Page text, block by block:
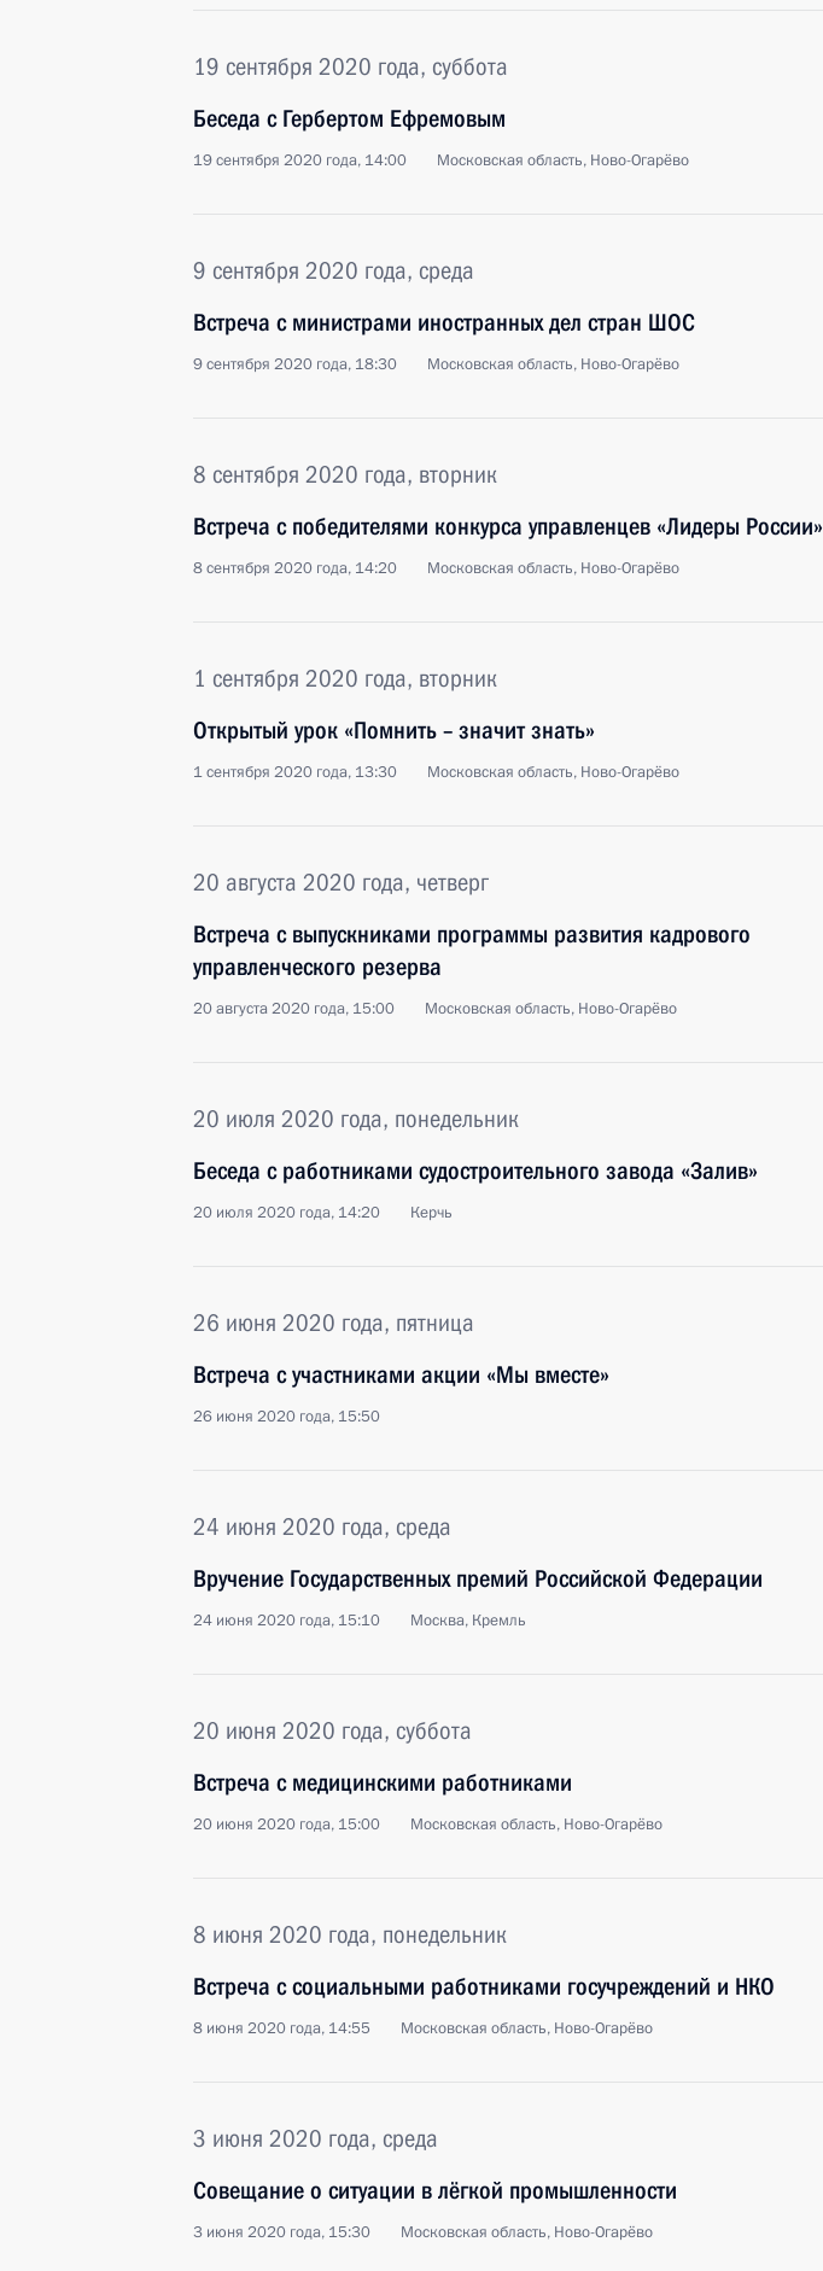
19 сентября 2020 года, суббота
Беседа с Гербертом Ефремовым
19 сентября 2020 года, 14:00 Московская область, Ново-Огарёво
9 сентября 2020 года, среда
Встреча с министрами иностранных дел стран ШОС
9 сентября 2020 года, 18:30 Московская область, Ново-Огарёво
8 сентября 2020 года, вторник
Встреча с победителями конкурса управленцев «Лидеры России»
8 сентября 2020 года, 14:20 Московская область, Ново-Огарёво
1 сентября 2020 года, вторник
Открытый урок «Помнить – значит знать»
1 сентября 2020 года, 13:30 Московская область, Ново-Огарёво
20 августа 2020 года, четверг
Встреча с выпускниками программы развития кадрового
управленческого резерва
20 августа 2020 года, 15:00 Московская область, Ново-Огарёво
20 июля 2020 года, понедельник
Беседа с работниками судостроительного завода «Залив»
20 июля 2020 года, 14:20 Керчь
26 июня 2020 года, пятница
Встреча с участниками акции «Мы вместе»
26 июня 2020 года, 15:50
24 июня 2020 года, среда
Вручение Государственных премий Российской Федерации
24 июня 2020 года, 15:10 Москва, Кремль
20 июня 2020 года, суббота
Встреча с медицинскими работниками
20 июня 2020 года, 15:00 Московская область, Ново-Огарёво
8 июня 2020 года, понедельник
Встреча с социальными работниками госучреждений и НКО
8 июня 2020 года, 14:55 Московская область, Ново-Огарёво
3 июня 2020 года, среда
Совещание о ситуации в лёгкой промышленности
3 июня 2020 года, 15:30 Московская область, Ново-Огарёво